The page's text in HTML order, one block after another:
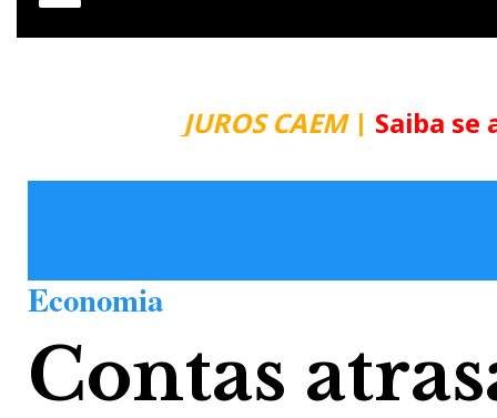
JUROS CAEM| Saiba se
Economia
Contas